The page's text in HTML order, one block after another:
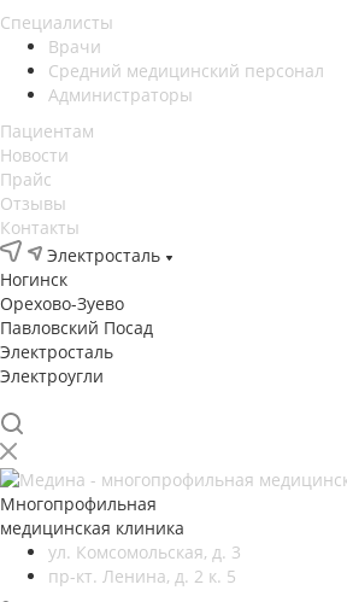
Специалисты
Врачи
Средний медицинский персонал
Администраторы
Пациентам
Новости
Прайс
Отзывы
Контакты
Электросталь
Ногинск
Орехово-Зуево
Павловский Посад
Электросталь
Электроугли
Многопрофильная
медицинская клиника
ул. Комсомольская, д. 3
пр-кт. Ленина, д. 2 к. 5